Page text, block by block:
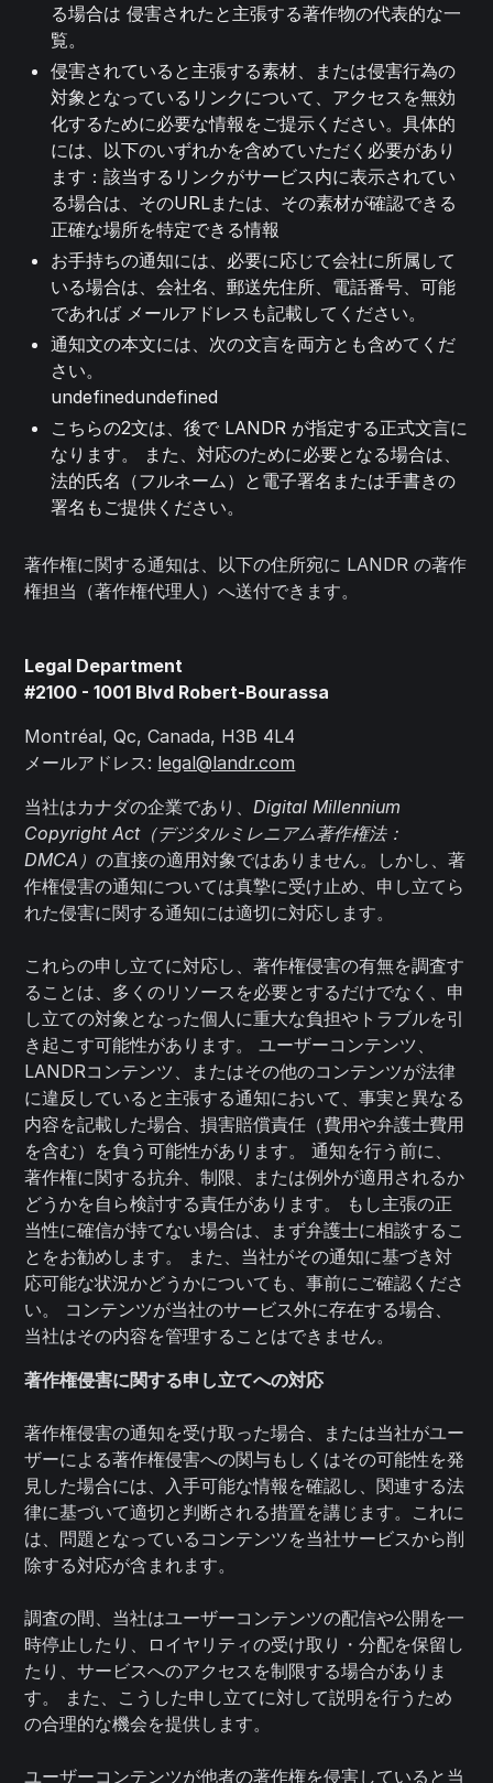
る場合は 侵害されたと主張する著作物の代表的な一
覧。
侵害されていると主張する素材、または侵害行為の
対象となっているリンクについて、アクセスを無効
化するために必要な情報をご提示ください。具体的
には、以下のいずれかを含めていただく必要があり
ます：該当するリンクがサービス内に表示されてい
る場合は、そのURLまたは、その素材が確認できる
正確な場所を特定できる情報
お手持ちの通知には、必要に応じて会社に所属して
いる場合は、会社名、郵送先住所、電話番号、可能
であれば メールアドレスも記載してください。
通知文の本文には、次の文言を両方とも含めてくだ
さい。
undefinedundefined
こちらの2文は、後で LANDR が指定する正式文言に
なります。 また、対応のために必要となる場合は、
法的氏名（フルネーム）と電子署名または手書きの
署名もご提供ください。
著作権に関する通知は、以下の住所宛に LANDR の著作
権担当（著作権代理人）へ送付できます。
Legal Department
#2100 - 1001 Blvd Robert-Bourassa
Montréal, Qc, Canada, H3B 4L4
メールアドレス: legal@landr.com
当社はカナダの企業であり、 Digital Millennium
Copyright Act（デジタルミレニアム著作権法：
DMCA）の直接の適用対象ではありません。しかし、著
作権侵害の通知については真摯に受け止め、申し立てら
れた侵害に関する通知には適切に対応します。
これらの申し立てに対応し、著作権侵害の有無を調査す
ることは、多くのリソースを必要とするだけでなく、申
し立ての対象となった個人に重大な負担やトラブルを引
き起こす可能性があります。 ユーザーコンテンツ、
LANDRコンテンツ、またはその他のコンテンツが法律
に違反していると主張する通知において、事実と異なる
内容を記載した場合、損害賠償責任（費用や弁護士費用
を含む）を負う可能性があります。 通知を行う前に、
著作権に関する抗弁、制限、または例外が適用されるか
どうかを自ら検討する責任があります。 もし主張の正
当性に確信が持てない場合は、まず弁護士に相談するこ
とをお勧めします。 また、当社がその通知に基づき対
応可能な状況かどうかについても、事前にご確認くださ
い。 コンテンツが当社のサービス外に存在する場合、
当社はその内容を管理することはできません。
著作権侵害に関する申し立てへの対応
著作権侵害の通知を受け取った場合、または当社がユー
ザーによる著作権侵害への関与もしくはその可能性を発
見した場合には、入手可能な情報を確認し、関連する法
律に基づいて適切と判断される措置を講じます。これに
は、問題となっているコンテンツを当社サービスから削
除する対応が含まれます。
調査の間、当社はユーザーコンテンツの配信や公開を一
時停止したり、ロイヤリティの受け取り・分配を保留し
たり、サービスへのアクセスを制限する場合がありま
す。 また、こうした申し立てに対して説明を行うため
の合理的な機会を提供します。
ユーザーコンテンツが他者の著作権を侵害していると当